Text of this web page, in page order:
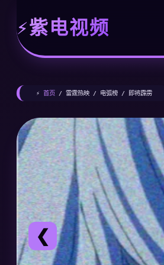
紫电视频
⚡ 首页 / 雷霆热映 / 电弧榜 / 即将霹雳
❮